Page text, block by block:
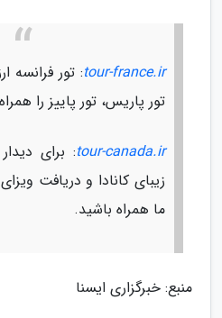
tour-france.ir: تور فرانسه
تور پاریس، تور پاییز را
tour-canada.ir: برای
ما همراه باشید.
منبع: خبرگزاری ایسنا